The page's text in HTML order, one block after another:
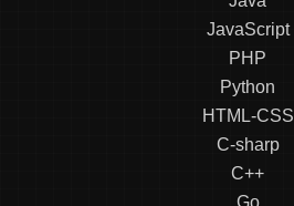
JavaScript
PHP
Python
HTML-CSS
C-sharp
C++
Go